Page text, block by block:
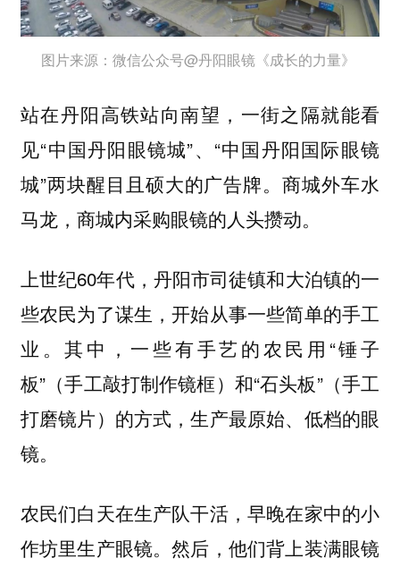
图片来源：微信公众号@丹阳眼镜《成长的力量》
站在丹阳高铁站向南望，一街之隔就能看
见“中国丹阳眼镜城”、“中国丹阳国际眼镜
城”两块醒目且硕大的广告牌。商城外车水
马龙，商城内采购眼镜的人头攒动。
上世纪60年代，丹阳市司徒镇和大泊镇的一
些农民为了谋生，开始从事一些简单的手工
业。其中，一些有手艺的农民用“锤子
板”（手工敲打制作镜框）和“石头板”（手工
打磨镜片）的方式，生产最原始、低档的眼
镜。
农民们白天在生产队干活，早晚在家中的小
作坊里生产眼镜。然后，他们背上装满眼镜